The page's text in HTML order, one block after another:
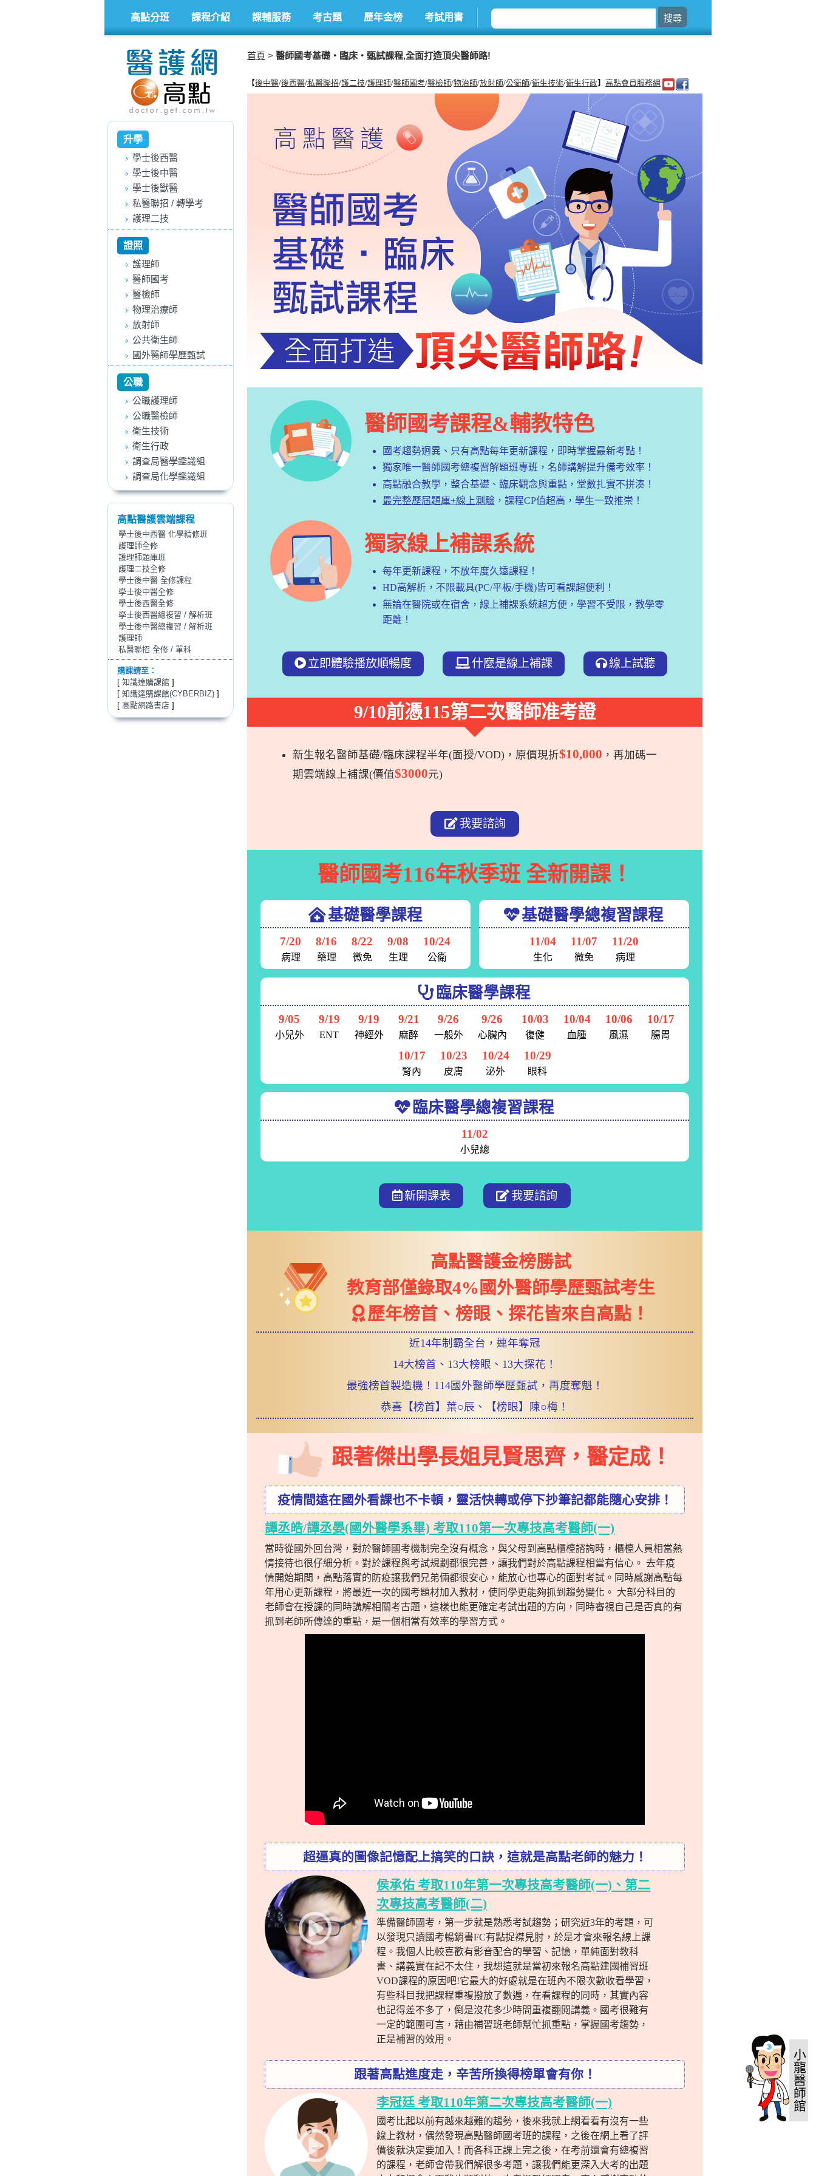
高點分班 課程介紹 課輔服務 考古題 歷年金榜 考試用書
升學
學士後西醫
學士後中醫
學士後獸醫
私醫聯招 / 轉學考
護理二技
證照
護理師
醫師國考
醫檢師
物理治療師
放射師
公共衛生師
國外醫師學歷甄試
公職
公職護理師
公職醫檢師
衛生技術
衛生行政
調查局醫學鑑識組
調查局化學鑑識組
高點醫護雲端課程
學士後中西醫 化學精修班
護理師全修
護理師題庫班
護理二技全修
學士後中醫 全修課程
學士後中醫全修
學士後西醫全修
學士後西醫總複習 / 解析班
學士後中醫總複習 / 解析班
護理師
私醫聯招 全修 / 單科
購課請至：
[ 知識達購課館 ]
[ 知識達購課館(CYBERBIZ) ]
[ 高點網路書店 ]
首頁 醫師國考基礎‧臨床‧甄試課程,全面打造頂尖醫師路!
【後中醫/後西醫/私醫聯招/護二技/護理師/醫師國考/醫檢師/物治師/放射師/公衛師/衛生技術/衛生行政】 高點會員服務網
醫師國考課程&輔教特色
國考趨勢迥異、只有高點每年更新課程，即時掌握最新考點！
獨家唯一醫師國考總複習解題班專班，名師講解提升備考效率！
高點融合教學，整合基礎、臨床觀念與重點，堂數扎實不拼湊！
最完整歷屆題庫+線上測驗，課程CP值超高，學生一致推崇！
獨家線上補課系統
每年更新課程，不放年度久遠課程！
HD高解析，不限載具(PC/平板/手機)皆可看課超便利！
無論在醫院或在宿舍，線上補課系統超方便，學習不受限，教學零
距離！
立即體驗播放順暢度 什麼是線上補課 線上試聽
9/10前憑115第二次醫師准考證
新生報名醫師基礎/臨床課程半年(面授/VOD)，原價現折$10,000 ，再加碼一
期雲端線上補課(價值$3000元)
我要諮詢
醫師國考116年秋季班 全新開課！
基礎醫學課程
7/20
病理
8/16
藥理
8/22
微免
9/08
生理
10/24
公衛
基礎醫學總複習課程
11/04
生化
11/07
微免
11/20
病理
臨床醫學課程
9/05
小兒外
9/19
ENT
9/19
神經外
9/21
麻醉
9/26
一般外
9/26
心臟內
10/03
復健
10/04
血腫
10/06
風濕
10/17
腸胃
10/17
腎內
10/23
皮膚
10/24
泌外
10/29
眼科
臨床醫學總複習課程
11/02
小兒總
新開課表 我要諮詢
高點醫護金榜勝試
教育部僅錄取4%國外醫師學歷甄試考生
歷年榜首、榜眼、探花皆來自高點！
近14年制霸全台，連年奪冠
14大榜首、13大榜眼、13大探花！
最強榜首製造機！114國外醫師學歷甄試，再度奪魁！
恭喜【榜首】葉○辰、【榜眼】陳○梅！
跟著傑出學長姐見賢思齊， 醫定成！
疫情間遠在國外看課也不卡頓，靈活快轉或停下抄筆記都能隨心安排！
譚丞皓/譚丞晏(國外醫學系畢) 考取110第一次專技高考醫師(一)
當時從國外回台灣，對於醫師國考機制完全沒有概念，與父母到高點櫃檯諮詢時，櫃檯人員相當熱
情接待也很仔細分析。對於課程與考試規劃都很完善，讓我們對於高點課程相當有信心。 去年疫
情開始期間，高點落實的防疫讓我們兄弟倆都很安心，能放心也專心的面對考試。同時感謝高點每
年用心更新課程，將最近一次的國考題材加入教材，使同學更能夠抓到趨勢變化。 大部分科目的
老師會在授課的同時講解相關考古題，這樣也能更確定考試出題的方向，同時審視自己是否真的有
抓到老師所傳達的重點，是一個相當有效率的學習方式。
超逼真的圖像記憶配上搞笑的口訣，這就是高點老師的魅力！
侯承佑 考取110年第一次專技高考醫師(一)、第二
次專技高考醫師(二)
準備醫師國考，第一步就是熟悉考試趨勢；研究近3年的考題，可
以發現只讀國考暢銷書FC有點捉襟見肘，於是才會來報名線上課
程。我個人比較喜歡有影音配合的學習、記憶，單純面對教科
書、講義實在記不太住，我想這就是當初來報名高點建國補習班
VOD課程的原因吧!它最大的好處就是在班內不限次數收看學習，
有些科目我把課程重複撥放了數遍，在看課程的同時，其實內容
也記得差不多了，倒是沒花多少時間重複翻閱講義。國考很難有
一定的範圍可言，藉由補習班老師幫忙抓重點，掌握國考趨勢，
正是補習的效用。
跟著高點進度走，辛苦所換得榜單會有你！
李冠廷 考取110年第二次專技高考醫師(一)
國考比起以前有越來越難的趨勢，後來我就上網看看有沒有一些
線上教材，偶然發現高點醫師國考班的課程，之後在網上看了評
價後就決定要加入！而各科正課上完之後，在考前還會有總複習
的課程，老師會帶我們解很多考題，讓我們能更深入大考的出題
小龍醫師館